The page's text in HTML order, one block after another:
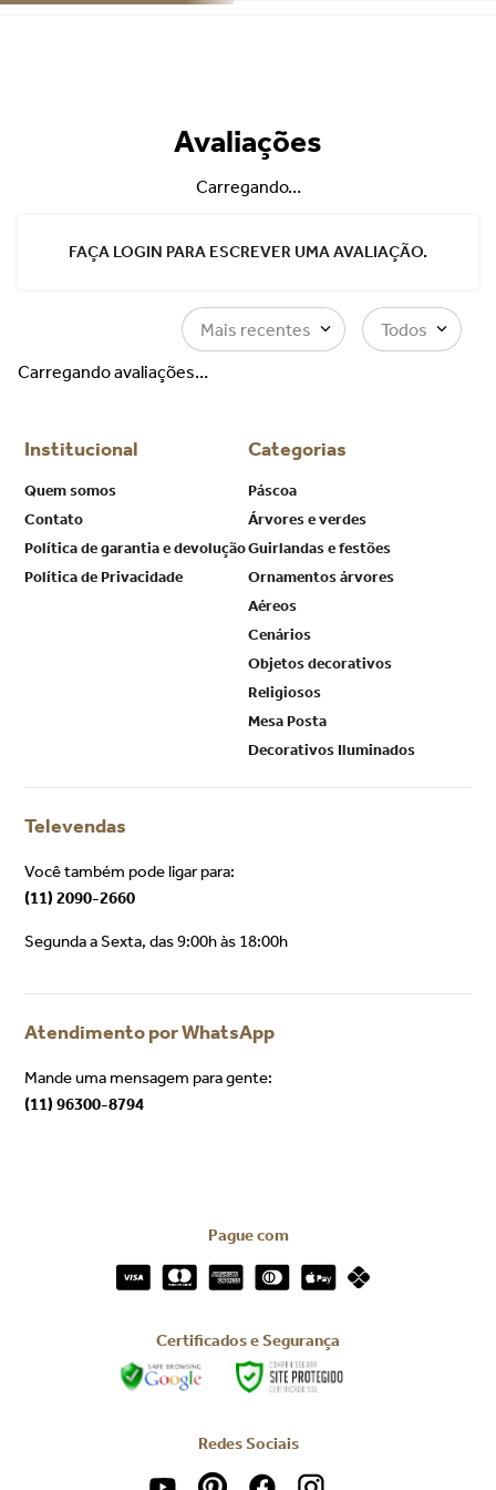
Avaliações
Carregando…
FAÇA LOGIN PARA ESCREVER UMA AVALIAÇÃO.
Mais recentes Todos
Carregando avaliações…
Institucional
Quem somos
Contato
Política de garantia e devolução
Política de Privacidade
Categorias
Páscoa
Árvores e verdes
Guirlandas e festões
Ornamentos árvores
Aéreos
Cenários
Objetos decorativos
Religiosos
Mesa Posta
Decorativos Iluminados
Televendas
Você também pode ligar para:
(11) 2090-2660
Segunda a Sexta, das 9:00h às 18:00h
Atendimento por WhatsApp
Mande uma mensagem para gente:
(11) 96300-8794
Pague com
Certificados e Segurança
Redes Sociais